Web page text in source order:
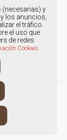
en
el
del
(necesarias) y
los anuncios,
el tráfico.
el uso que
de redes
Cookies.